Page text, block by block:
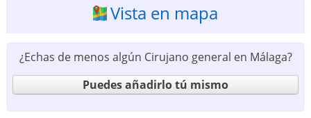
Vista en mapa
¿Echas de menos algún Cirujano general en Málaga?
Puedes añadirlo tú mismo